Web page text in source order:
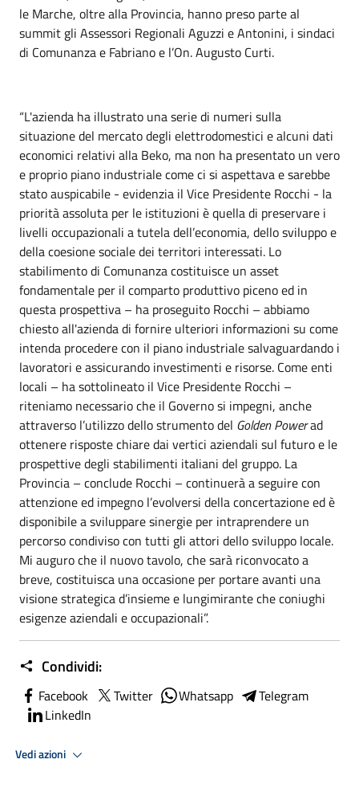
le Marche, oltre alla Provincia, hanno preso parte al
summit gli Assessori Regionali Aguzzi e Antonini, i sindaci
di Comunanza e Fabriano e l’On. Augusto Curti.
“L'azienda ha illustrato una serie di numeri sulla
situazione del mercato degli elettrodomestici e alcuni dati
economici relativi alla Beko, ma non ha presentato un vero
e proprio piano industriale come ci si aspettava e sarebbe
stato auspicabile - evidenzia il Vice Presidente Rocchi - la
priorità assoluta per le istituzioni è quella di preservare i
livelli occupazionali a tutela dell’economia, dello sviluppo e
della coesione sociale dei territori interessati. Lo
stabilimento di Comunanza costituisce un asset
fondamentale per il comparto produttivo piceno ed in
questa prospettiva – ha proseguito Rocchi – abbiamo
chiesto all'azienda di fornire ulteriori informazioni su come
intenda procedere con il piano industriale salvaguardando i
lavoratori e assicurando investimenti e risorse. Come enti
locali – ha sottolineato il Vice Presidente Rocchi –
riteniamo necessario che il Governo si impegni, anche
attraverso l’utilizzo dello strumento del Golden Powerad
ottenere risposte chiare dai vertici aziendali sul futuro e le
prospettive degli stabilimenti italiani del gruppo. La
Provincia – conclude Rocchi – continuerà a seguire con
attenzione ed impegno l’evolversi della concertazione ed è
disponibile a sviluppare sinergie per intraprendere un
percorso condiviso con tutti gli attori dello sviluppo locale.
Mi auguro che il nuovo tavolo, che sarà riconvocato a
breve, costituisca una occasione per portare avanti una
visione strategica d’insieme e lungimirante che coniughi
esigenze aziendali e occupazionali”.
Condividi:
Facebook Twitter Whatsapp
Telegram
LinkedIn
Vedi azioni